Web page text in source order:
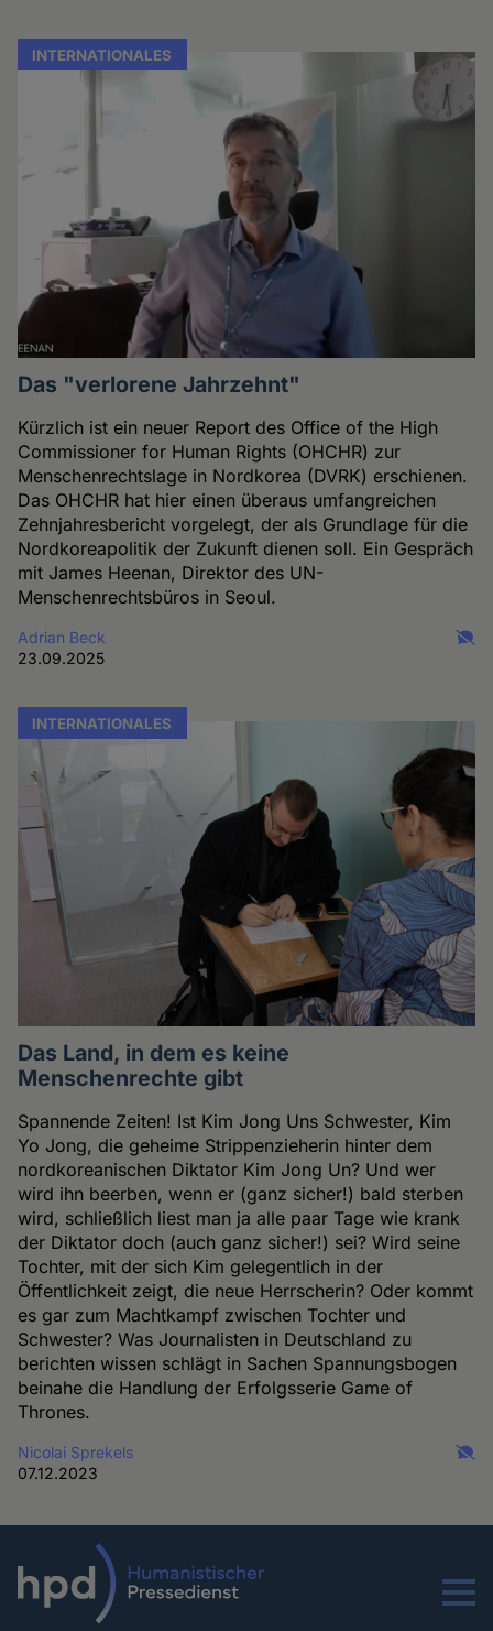
INTERNATIONALES
Das "verlorene Jahrzehnt"
Kürzlich ist ein neuer Report des Office of the High
Commissioner for Human Rights (OHCHR) zur
Menschenrechtslage in Nordkorea (DVRK) erschienen.
Das OHCHR hat hier einen überaus umfangreichen
Zehnjahresbericht vorgelegt, der als Grundlage für die
Nordkoreapolitik der Zukunft dienen soll. Ein Gespräch
mit James Heenan, Direktor des UN-
Menschenrechtsbüros in Seoul.
Adrian Beck
23.09.2025
INTERNATIONALES
Das Land, in dem es keine
Menschenrechte gibt
Spannende Zeiten! Ist Kim Jong Uns Schwester, Kim
Yo Jong, die geheime Strippenzieherin hinter dem
nordkoreanischen Diktator Kim Jong Un? Und wer
wird ihn beerben, wenn er (ganz sicher!) bald sterben
wird, schließlich liest man ja alle paar Tage wie krank
der Diktator doch (auch ganz sicher!) sei? Wird seine
Tochter, mit der sich Kim gelegentlich in der
Öffentlichkeit zeigt, die neue Herrscherin? Oder kommt
es gar zum Machtkampf zwischen Tochter und
Schwester? Was Journalisten in Deutschland zu
berichten wissen schlägt in Sachen Spannungsbogen
beinahe die Handlung der Erfolgsserie Game of
Thrones.
Nicolai Sprekels
07.12.2023
Menu